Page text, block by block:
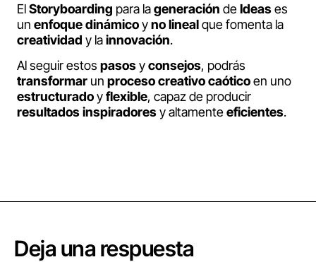
ElStoryboarding para lageneración deIdeases
un enfoquedinámicoyno linealque fomenta la
creatividad y lainnovación.
Al seguir estos pasosyconsejos, podrás
transformar un procesocreativocaóticoen uno
estructuradoyflexible, capaz de producir
resultadosinspiradoresy altamenteeficientes.
Deja una respuesta